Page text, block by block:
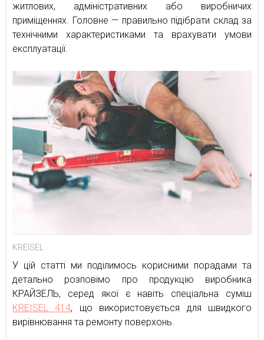
житлових, адміністративних або виробничих
приміщеннях. Головне — правильно підібрати склад за
технічними характеристиками та врахувати умови
експлуатації.
KREISEL
У цій статті ми поділимось корисними порадами та
детально розповімо про продукцію виробника
КРАЙЗЕЛЬ, серед якої є навіть спеціальна суміш
KREISEL 414, що використовується для швидкого
вирівнювання та ремонту поверхонь.